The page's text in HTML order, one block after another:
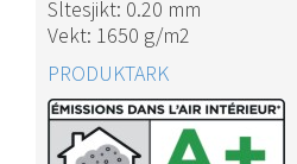
Sltesjikt: 0.20 mm
Vekt: 1650 g/m2
PRODUKTARK